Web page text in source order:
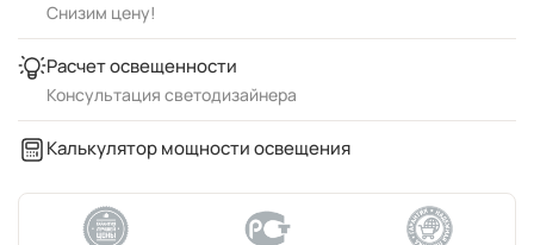
Снизим цену!
Расчет освещенности
Консультация светодизайнера
Калькулятор мощности освещения